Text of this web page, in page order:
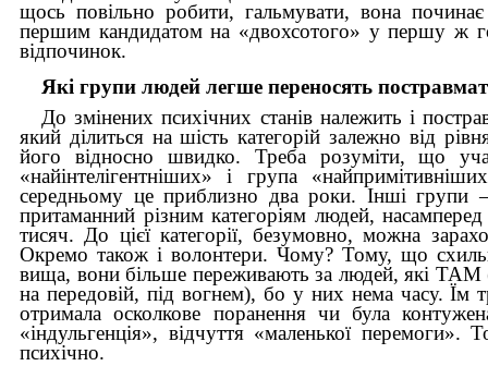
щось повільно робити, гальмувати, вона
першим кандидатом на «двохсотого» у першу ж
відпочинок.
Які групи людей легше переносять
До змінених психічних станів належить і
який ділиться на шість категорій залежно від
його відносно швидко. Треба розуміти, що
«найінтелігентніших» і група
середньому це приблизно два роки. Інші
притаманний різним категоріям людей,
тисяч. До цієї категорії, безумовно, можна
Окремо також і волонтери. Чому? Тому, що
вища, вони більше переживають за людей, які
на передовій, під вогнем), бо у них нема часу. Їм
отримала осколкове поранення чи була
«індульгенція», відчуття «маленької
психічно.